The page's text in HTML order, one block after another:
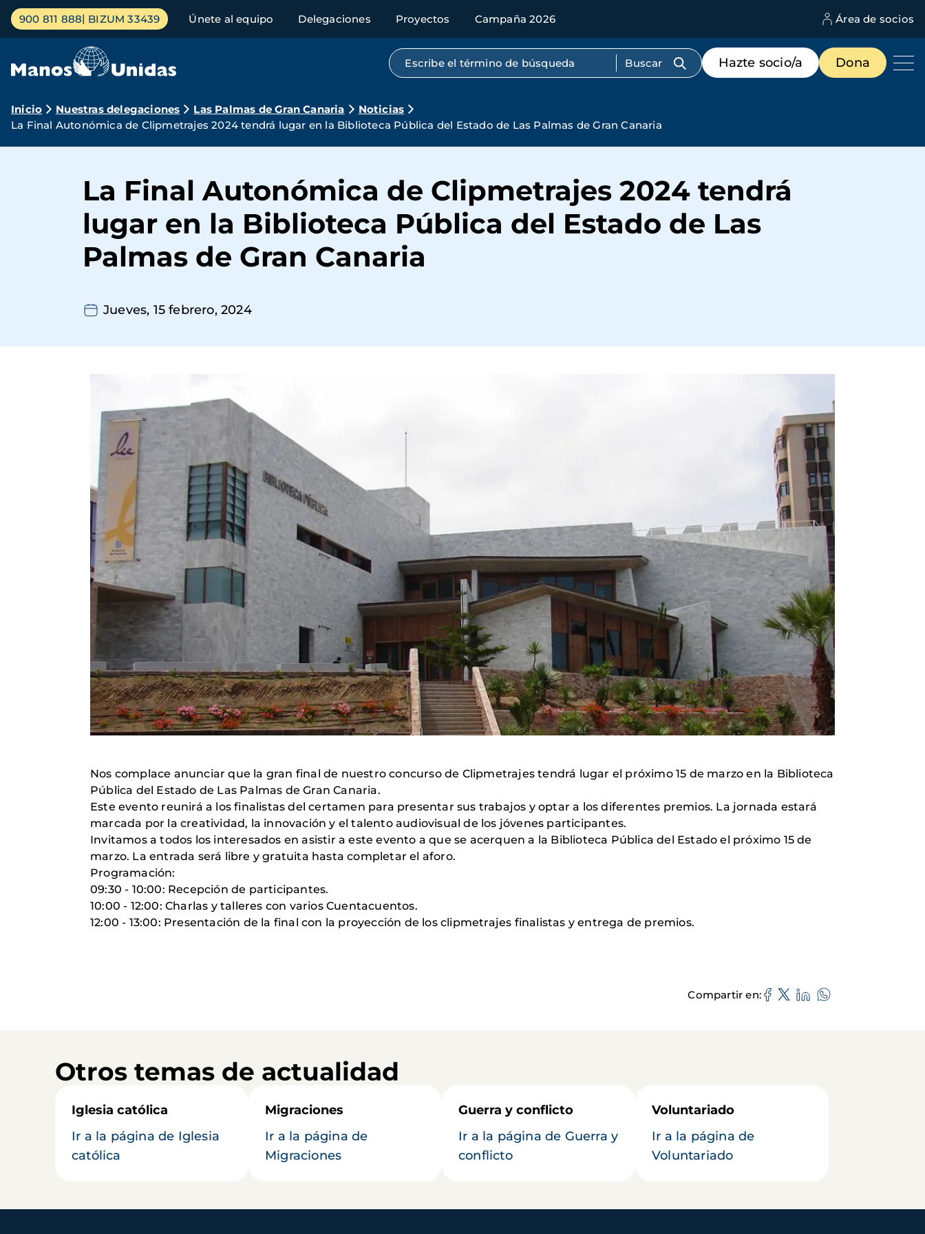
Pasar
contenido
Menú
principal
900 811 888 BIZUM 33439 Únete al equipo Delegaciones Proyectos Campaña 2026 Área de socios
Búsqueda por texto completo
Menú
de
destacados
Hazte socio/a Dona
Ruta
de
navegación
Inicio Nuestras delegaciones Las Palmas de Gran Canaria
Noticias
La Final Autonómica de Clipmetrajes 2024 tendrá lugar en la Biblioteca Pública del Estado de Las Palmas de Gran Canaria
La Final Autonómica de Clipmetrajes 2024 tendrá
lugar en la Biblioteca Pública del Estado de Las
Palmas de Gran Canaria
Jueves, 15 febrero, 2024
Nos complace anunciar que la gran final de nuestro concurso de Clipmetrajes tendrá lugar el próximo 15 de marzo en la Biblioteca
Pública del Estado de Las Palmas de Gran Canaria.
Este evento reunirá a los finalistas del certamen para presentar sus trabajos y optar a los diferentes premios. La jornada estará
marcada por la creatividad, la innovación y el talento audiovisual de los jóvenes participantes.
Invitamos a todos los interesados en asistir a este evento a que se acerquen a la Biblioteca Pública del Estado el próximo 15 de
marzo. La entrada será libre y gratuita hasta completar el aforo.
Programación:
09:30 - 10:00: Recepción de participantes.
10:00 - 12:00: Charlas y talleres con varios Cuentacuentos.
12:00 - 13:00: Presentación de la final con la proyección de los clipmetrajes finalistas y entrega de premios.
Compartir en
Otros temas de actualidad
Iglesia católica
Ir a la página de Iglesia
católica
Migraciones
Ir a la página de
Migraciones
Guerra y conflicto
Ir a la página de Guerra y
conflicto
Voluntariado
Ir a la página de
Voluntariado